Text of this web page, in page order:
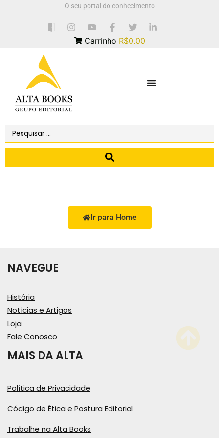
O seu portal do conhecimento
Carrinho R$0.00
Ir para Home
NAVEGUE
História
Notícias e Artigos
Loja
Fale Conosco
MAIS DA ALTA
Política de Privacidade
Código de Ética e Postura Editorial
Trabalhe na Alta Books